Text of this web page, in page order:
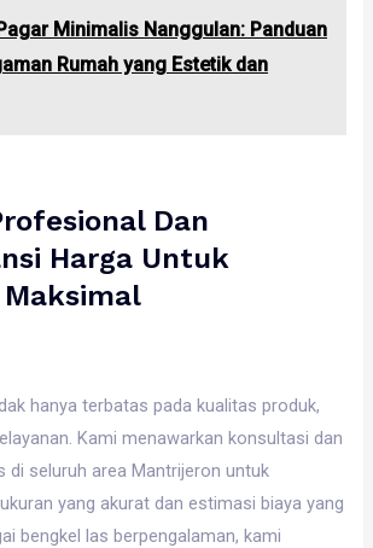
Pagar Minimalis Nanggulan: Panduan
Rumah yang Estetik dan
Dan
Harga Untuk
Maksimal
hanya terbatas pada kualitas produk,
Kami menawarkan konsultasi dan
di seluruh area Mantrijeron untuk
yang akurat dan estimasi biaya yang
bengkel las berpengalaman, kami